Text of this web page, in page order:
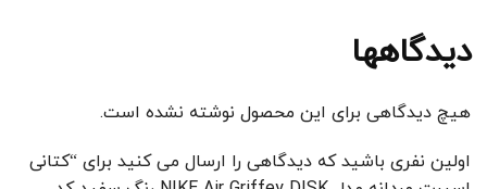
دیدگاهها
هیچ دیدگاهی برای این محصول نوشته نشده است.
اولین نفری باشید که دیدگاهی را ارسال می کنید برای “کتانی